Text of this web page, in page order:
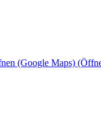
(Google Maps)